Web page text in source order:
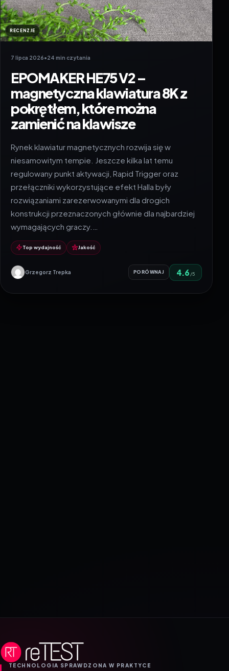
RECENZJE
7 lipca 2026•24 min czytania
EPOMAKER HE75 V2 –
magnetyczna klawiatura 8K z
pokrętłem, które można
zamienić na klawisze
Rynek klawiatur magnetycznych rozwija się w
niesamowitym tempie. Jeszcze kilka lat temu
regulowany punkt aktywacji, Rapid Trigger oraz
przełączniki wykorzystujące efekt Halla były
rozwiązaniami zarezerwowanymi dla drogich
konstrukcji przeznaczonych głównie dla najbardziej
wymagających graczy.…
Top wydajność Jakość
Grzegorz Trepka PORÓWNAJ 4.6 /5
TECHNOLOGIA SPRAWDZONA W PRAKTYCE